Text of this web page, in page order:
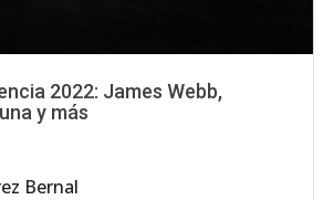
2022: James Webb,
y más
Bernal